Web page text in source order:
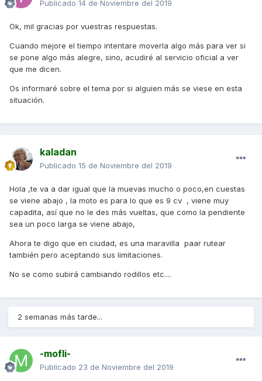
Publicado 14 de Noviembre del 2019
Ok, mil gracias por vuestras respuestas.
Cuando mejore el tiempo intentare moverla algo más para ver si
se pone algo más alegre, sino, acudiré al servicio oficial a ver
que me dicen.
Os informaré sobre el tema por si alguien más se viese en esta
situación.
kaladan
Publicado 15 de Noviembre del 2019
Hola ,te va a dar igual que la muevas mucho o poco,en cuestas
se viene abajo , la moto es para lo que es 9 cv , viene muy
capadita, así que no le des más vueltas, que como la pendiente
sea un poco larga se viene abajo,
Ahora te digo que en ciudad, es una maravilla paar rutear
también pero aceptando sus limitaciones.
No se como subirá cambiando rodillos etc....
2 semanas más tarde...
-mofli-
Publicado 23 de Noviembre del 2019